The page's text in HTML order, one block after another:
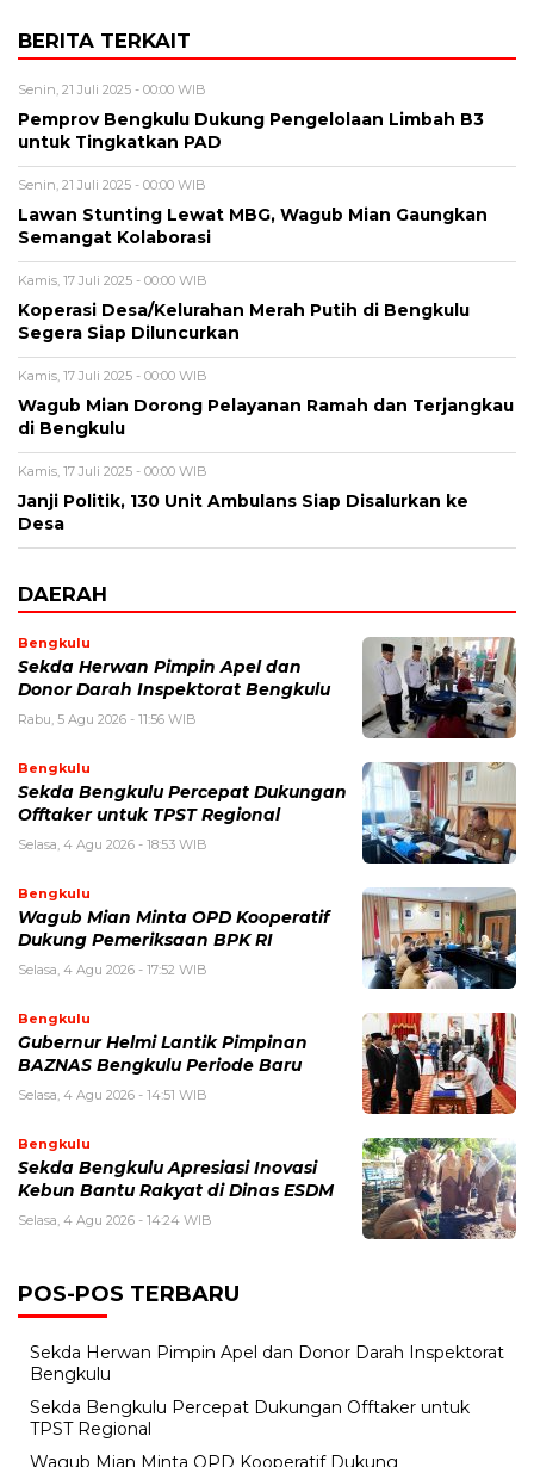
BERITA TERKAIT
Senin, 21 Juli 2025 - 00:00 WIB
Pemprov Bengkulu Dukung Pengelolaan Limbah B3
untuk Tingkatkan PAD
Senin, 21 Juli 2025 - 00:00 WIB
Lawan Stunting Lewat MBG, Wagub Mian Gaungkan
Semangat Kolaborasi
Kamis, 17 Juli 2025 - 00:00 WIB
Koperasi Desa/Kelurahan Merah Putih di Bengkulu
Segera Siap Diluncurkan
Kamis, 17 Juli 2025 - 00:00 WIB
Wagub Mian Dorong Pelayanan Ramah dan Terjangkau
di Bengkulu
Kamis, 17 Juli 2025 - 00:00 WIB
Janji Politik, 130 Unit Ambulans Siap Disalurkan ke
Desa
DAERAH
Bengkulu
Sekda Herwan Pimpin Apel dan
Donor Darah Inspektorat Bengkulu
Rabu, 5 Agu 2026 - 11:56 WIB
Bengkulu
Sekda Bengkulu Percepat Dukungan
Offtaker untuk TPST Regional
Selasa, 4 Agu 2026 - 18:53 WIB
Bengkulu
Wagub Mian Minta OPD Kooperatif
Dukung Pemeriksaan BPK RI
Selasa, 4 Agu 2026 - 17:52 WIB
Bengkulu
Gubernur Helmi Lantik Pimpinan
BAZNAS Bengkulu Periode Baru
Selasa, 4 Agu 2026 - 14:51 WIB
Bengkulu
Sekda Bengkulu Apresiasi Inovasi
Kebun Bantu Rakyat di Dinas ESDM
Selasa, 4 Agu 2026 - 14:24 WIB
POS-POS TERBARU
Sekda Herwan Pimpin Apel dan Donor Darah Inspektorat
Bengkulu
Sekda Bengkulu Percepat Dukungan Offtaker untuk
TPST Regional
Wagub Mian Minta OPD Kooperatif Dukung